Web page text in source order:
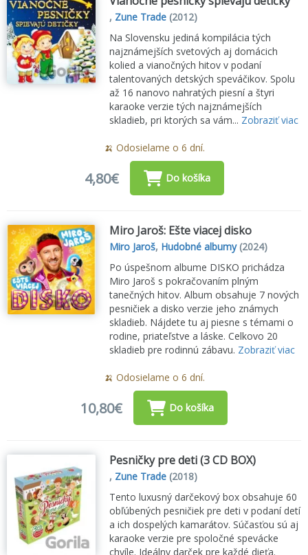
, Zune Trade (2012)
Na Slovensku jediná kompilácia tých
najznámejších svetových aj domácich
kolied a vianočných hitov v podaní
talentovaných detských speváčikov. Spolu
až 16 nanovo nahratých piesní a štyri
karaoke verzie tých najznámejších
skladieb, pri ktorých sa vám... Zobraziť viac
🍌 Odosielame o 6 dní.
4,80€ Do košíka
Miro Jaroš: Ešte viacej disko
Miro Jaroš, Hudobné albumy(2024)
Po úspešnom albume DISKO prichádza
Miro Jaroš s pokračovaním plným
tanečných hitov. Album obsahuje 7 nových
pesničiek a disko verzie jeho známych
skladieb. Nájdete tu aj piesne s témami o
rodine, priateľstve a láske. Celkovo 20
skladieb pre rodinnú zábavu. Zobraziť viac
🍌 Odosielame o 6 dní.
10,80€ Do košíka
Pesničky pre deti (3 CD BOX)
, Zune Trade (2018)
Tento luxusný darčekový box obsahuje 60
obľúbených pesničiek pre deti v podaní detí
a ich dospelých kamarátov. Súčasťou sú aj
karaoke verzie pre spoločné spevácke
chvíle. Ideálny darček pre každé dieťa.